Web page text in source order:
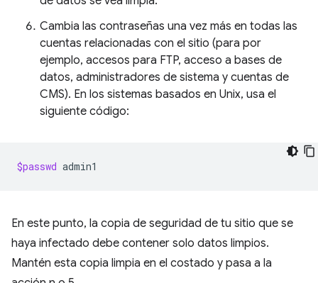
Cambia las contraseñas una vez más en todas las
cuentas relacionadas con el sitio (para por
ejemplo, accesos para FTP, acceso a bases de
datos, administradores de sistema y cuentas de
CMS). En los sistemas basados en Unix, usa el
siguiente código:
$passwd
En este punto, la copia de seguridad de tu sitio que se
haya infectado debe contener solo datos limpios.
Mantén esta copia limpia en el costado y pasa a la